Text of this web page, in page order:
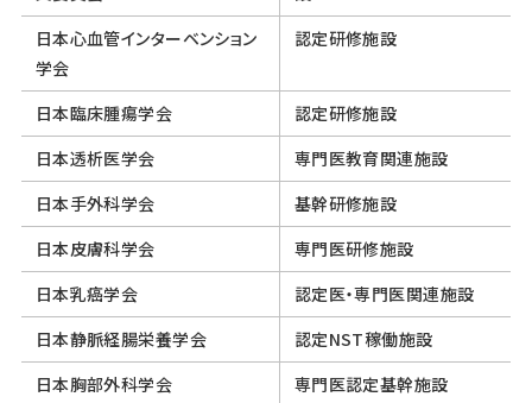
日本心血管インターベンション
学会
認定研修施設
日本臨床腫瘍学会
認定研修施設
日本透析医学会
専門医教育関連施設
日本手外科学会
基幹研修施設
日本皮膚科学会
専門医研修施設
日本乳癌学会
認定医・専門医関連施設
日本静脈経腸栄養学会
認定NST稼働施設
日本胸部外科学会
専門医認定基幹施設